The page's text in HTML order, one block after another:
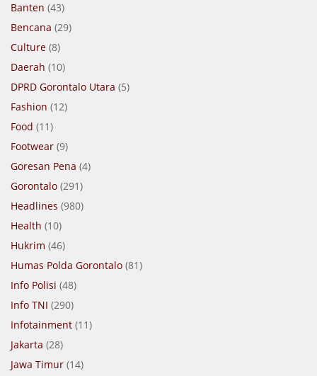
Banten (43)
Bencana (29)
Culture (8)
Daerah (10)
DPRD Gorontalo Utara (5)
Fashion (12)
Food (11)
Footwear (9)
Goresan Pena (4)
Gorontalo (291)
Headlines (980)
Health (10)
Hukrim (46)
Humas Polda Gorontalo (81)
Info Polisi (48)
Info TNI (290)
Infotainment (11)
Jakarta (28)
Jawa Timur (14)